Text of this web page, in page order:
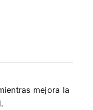
mejora la